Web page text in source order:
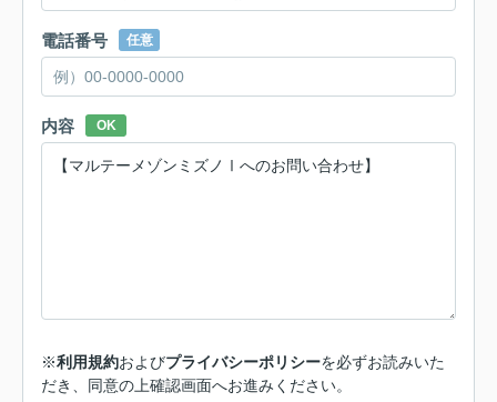
電話番号 任意
内容 OK
※利用規約およびプライバシーポリシーを必ずお読みいた
だき、同意の上確認画面へお進みください。